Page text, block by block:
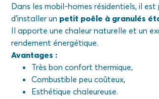
Dans les mobil-homes résidentiels, il est
d’installer un petit poêle à granulés
Il apporte une chaleur naturelle et un
rendement énergétique.
Avantages :
Très bon confort thermique,
Combustible peu coûteux,
Esthétique chaleureuse.